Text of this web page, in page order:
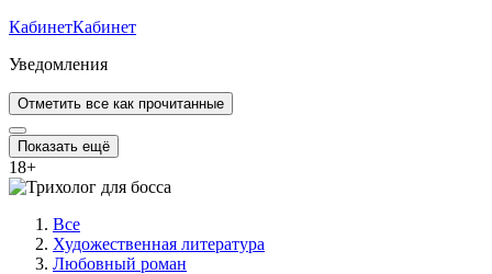
КабинетКабинет
Уведомления
Отметить все как прочитанные
Показать ещё
18+
Все
Художественная литература
Любовный роман